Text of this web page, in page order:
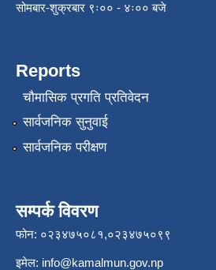
सोमबार-शुक्रबार ९ः०० - ४ः०० बजे
Reports
चौमासिक प्रगति प्रतिवेदन
सार्वजनिक सुनुवाई
सार्वजनिक परीक्षण
सम्पर्क विवरण
फोन: ०२३४७५०८१,०२३४७५०९९
इमेल: info@kamalmun.gov.np